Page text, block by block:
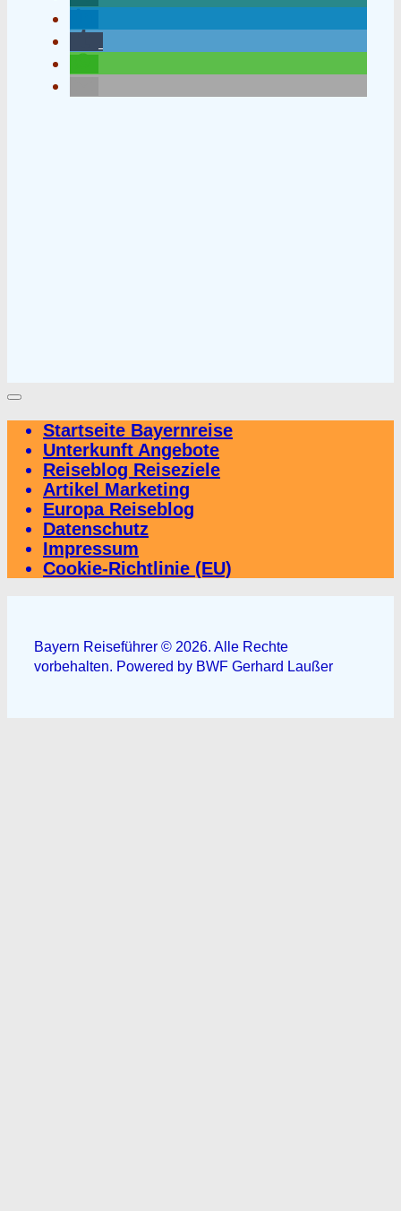
Startseite Bayernreise
Unterkunft Angebote
Reiseblog Reiseziele
Artikel Marketing
Europa Reiseblog
Datenschutz
Impressum
Cookie-Richtlinie (EU)
Bayern Reiseführer © 2026. Alle Rechte
vorbehalten. Powered by BWF Gerhard Laußer